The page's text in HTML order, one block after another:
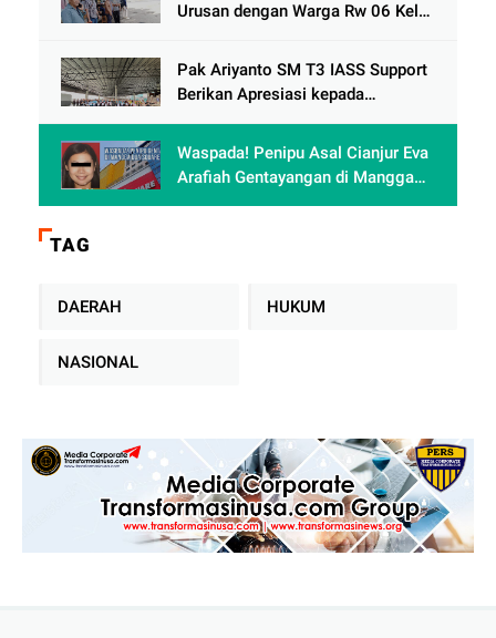
Urusan dengan Warga Rw 06 Kel
di Duga Berulah lagi dengan
Pak Ariyanto SM T3 IASS Support
Berikan Apresiasi kepada
Terminal 3
Waspada! Penipu Asal Cianjur Eva
Arafiah Gentayangan di Mangga
Dua Square Jakarta
TAG
DAERAH HUKUM
NASIONAL